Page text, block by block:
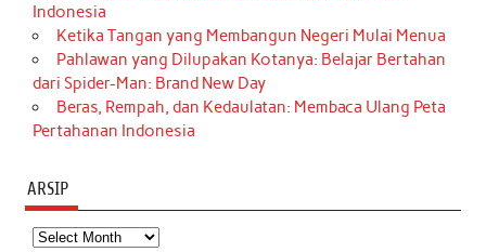
Indonesia
Ketika Tangan yang Membangun Negeri Mulai Menua
Pahlawan yang Dilupakan Kotanya: Belajar Bertahan
dari Spider-Man: Brand New Day
Beras, Rempah, dan Kedaulatan: Membaca Ulang Peta
Pertahanan Indonesia
ARSIP
Arsip